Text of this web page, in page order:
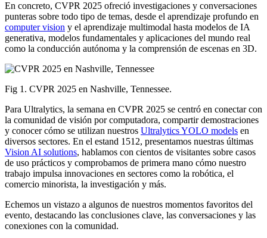
En concreto, CVPR 2025 ofreció investigaciones y conversaciones
punteras sobre todo tipo de temas, desde el aprendizaje profundo en
computer vision y el aprendizaje multimodal hasta modelos de IA
generativa, modelos fundamentales y aplicaciones del mundo real
como la conducción autónoma y la comprensión de escenas en 3D.
Fig 1. CVPR 2025 en Nashville, Tennessee.
Para Ultralytics, la semana en CVPR 2025 se centró en conectar con
la comunidad de visión por computadora, compartir demostraciones
y conocer cómo se utilizan nuestros Ultralytics YOLO models en
diversos sectores. En el estand 1512, presentamos nuestras últimas
Vision AI solutions, hablamos con cientos de visitantes sobre casos
de uso prácticos y comprobamos de primera mano cómo nuestro
trabajo impulsa innovaciones en sectores como la robótica, el
comercio minorista, la investigación y más.
Echemos un vistazo a algunos de nuestros momentos favoritos del
evento, destacando las conclusiones clave, las conversaciones y las
conexiones con la comunidad.